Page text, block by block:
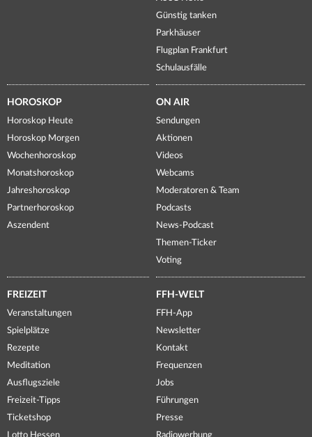
Günstig tanken
Parkhäuser
Flugplan Frankfurt
Schulausfälle
HOROSKOP
Horoskop Heute
Horoskop Morgen
Wochenhoroskop
Monatshoroskop
Jahreshoroskop
Partnerhoroskop
Aszendent
ON AIR
Sendungen
Aktionen
Videos
Webcams
Moderatoren & Team
Podcasts
News-Podcast
Themen-Ticker
Voting
FREIZEIT
Veranstaltungen
Spielplätze
Rezepte
Meditation
Ausflugsziele
Freizeit-Tipps
Ticketshop
Lotto Hessen
FFH-WELT
FFH-App
Newsletter
Kontakt
Frequenzen
Jobs
Führungen
Presse
Radiowerbung